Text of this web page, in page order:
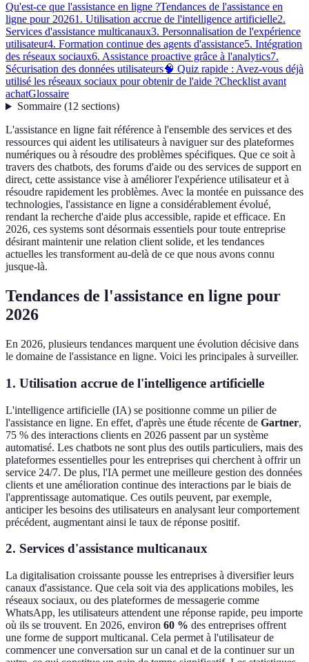
Qu'est-ce que l'assistance en ligne ?Tendances de l'assistance en
ligne pour 20261. Utilisation accrue de l'intelligence artificielle2.
Services d'assistance multicanaux3. Personnalisation de l'expérience
utilisateur4. Formation continue des agents d'assistance5. Intégration
des réseaux sociaux6. Assistance proactive grâce à l'analytics7.
Sécurisation des données utilisateurs🧠 Quiz rapide : Avez-vous déjà
utilisé les réseaux sociaux pour obtenir de l'aide ?Checklist avant
achatGlossaire
Sommaire(12 sections)
L'assistance en ligne fait référence à l'ensemble des services et des
ressources qui aident les utilisateurs à naviguer sur des plateformes
numériques ou à résoudre des problèmes spécifiques. Que ce soit à
travers des chatbots, des forums d'aide ou des services de support en
direct, cette assistance vise à améliorer l'expérience utilisateur et à
résoudre rapidement les problèmes. Avec la montée en puissance des
technologies, l'assistance en ligne a considérablement évolué,
rendant la recherche d'aide plus accessible, rapide et efficace. En
2026, ces systems sont désormais essentiels pour toute entreprise
désirant maintenir une relation client solide, et les tendances
actuelles les transforment au-delà de ce que nous avons connu
jusque-là.
Tendances de l'assistance en ligne pour
2026
En 2026, plusieurs tendances marquent une évolution décisive dans
le domaine de l'assistance en ligne. Voici les principales à surveiller.
1. Utilisation accrue de l'intelligence artificielle
L'intelligence artificielle (IA) se positionne comme un pilier de
l'assistance en ligne. En effet, d'après une étude récente de Gartner,
75 % des interactions clients en 2026 passent par un système
automatisé. Les chatbots ne sont plus des outils particuliers, mais des
plateformes essentielles pour les entreprises qui cherchent à offrir un
service 24/7. De plus, l'IA permet une meilleure gestion des données
clients et une amélioration continue des interactions par le biais de
l'apprentissage automatique. Ces outils peuvent, par exemple,
anticiper les besoins des utilisateurs en analysant leur comportement
précédent, augmentant ainsi le taux de réponse positif.
2. Services d'assistance multicanaux
La digitalisation croissante pousse les entreprises à diversifier leurs
canaux d'assistance. Que cela soit via des applications mobiles, les
réseaux sociaux, ou des plateformes de messagerie comme
WhatsApp, les utilisateurs attendent une réponse rapide, peu importe
où ils se trouvent. En 2026, environ 60 % des entreprises offrent
une forme de support multicanal. Cela permet à l'utilisateur de
commencer une conversation sur un canal et de la continuer sur un